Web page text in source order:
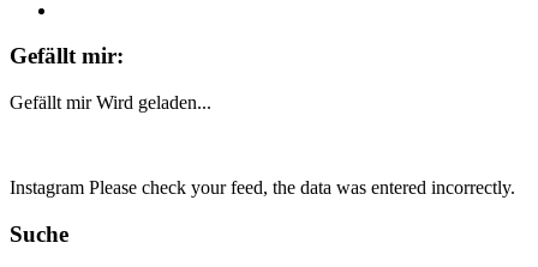
Gefällt mir:
Gefällt mir Wird geladen...
Instagram Please check your feed, the data was entered incorrectly.
Suche